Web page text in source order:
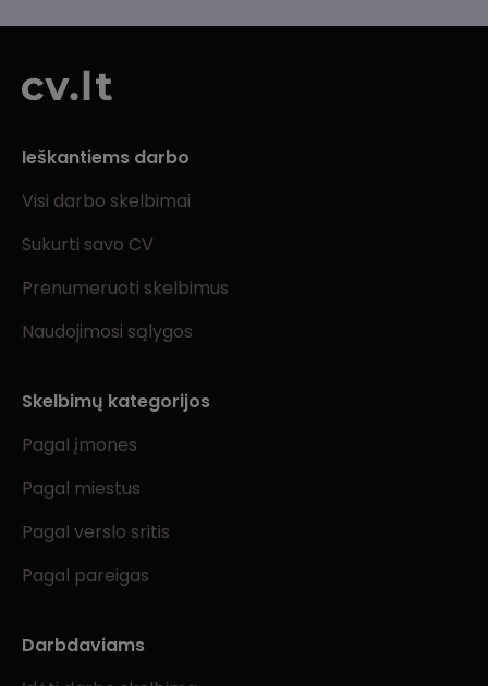
Ieškantiems darbo
Visi darbo skelbimai
Sukurti savo CV
Prenumeruoti skelbimus
Naudojimosi sąlygos
Skelbimų kategorijos
Pagal įmones
Pagal miestus
Pagal verslo sritis
Pagal pareigas
Darbdaviams